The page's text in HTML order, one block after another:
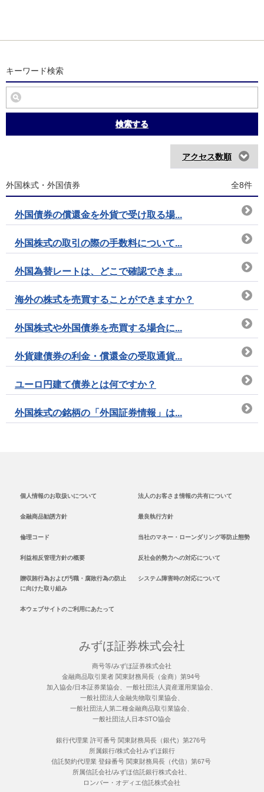
キーワード検索
検索する
アクセス数順
外国株式・外国債券 全8件
外国債券の償還金を外貨で受け取る場...
外国株式の取引の際の手数料について...
外国為替レートは、どこで確認できま...
海外の株式を売買することができますか？
外国株式や外国債券を売買する場合に...
外貨建債券の利金・償還金の受取通貨...
ユーロ円建て債券とは何ですか？
外国株式の銘柄の「外国証券情報」は...
個人情報のお取扱いについて 法人のお客さま情報の共有について
金融商品勧誘方針 最良執行方針
倫理コード 当社のマネー・ローンダリング等防止態勢
利益相反管理方針の概要 反社会的勢力への対応について
贈収賄行為および汚職・腐敗行為の防止
に向けた取り組み
システム障害時の対応について
本ウェブサイトのご利用にあたって
みずほ証券株式会社
商号等/みずほ証券株式会社
金融商品取引業者 関東財務局長（金商）第94号
加入協会/日本証券業協会、一般社団法人資産運用業協会、
一般社団法人金融先物取引業協会、
一般社団法人第二種金融商品取引業協会、
一般社団法人日本STO協会
銀行代理業 許可番号 関東財務局長（銀代）第276号
所属銀行/株式会社みずほ銀行
信託契約代理業 登録番号 関東財務局長（代信）第67号
所属信託会社/みずほ信託銀行株式会社、
ロンバー・オディエ信託株式会社